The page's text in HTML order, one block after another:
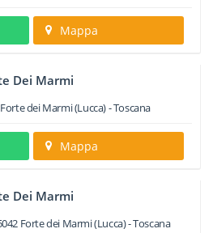
Mappa
Dei Marmi
Forte dei Marmi(Lucca) -Toscana
Mappa
Dei Marmi
Forte dei Marmi(Lucca) -Toscana